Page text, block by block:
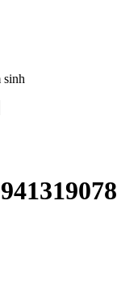
sinh